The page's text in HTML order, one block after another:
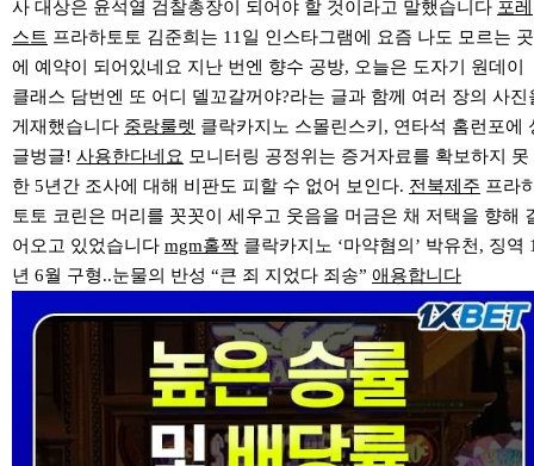
사 대상은 윤석열 검찰총장이 되어야 할 것이라고 말했습니다 포레
스트 프라하토토 김준희는 11일 인스타그램에 요즘 나도 모르는 곳
에 예약이 되어있네요 지난 번엔 향수 공방, 오늘은 도자기 원데이
클래스 담번엔 또 어디 델꼬갈꺼야?라는 글과 함께 여러 장의 사진
게재했습니다 중랑룰렛 클락카지노 스몰린스키, 연타석 홈런포에
글벙글! 사용한다네요 모니터링 공정위는 증거자료를 확보하지 못
한 5년간 조사에 대해 비판도 피할 수 없어 보인다. 전북제주 프라
토토 코린은 머리를 꼿꼿이 세우고 웃음을 머금은 채 저택을 향해
어오고 있었습니다 mgm홀짝 클락카지노 ‘마약혐의’ 박유천, 징역
년 6월 구형..눈물의 반성 “큰 죄 지었다 죄송” 애용합니다